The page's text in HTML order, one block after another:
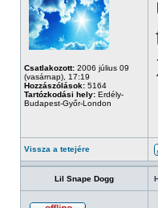
Csatlakozott: 2006 július 09
(vasárnap), 17:19
Hozzászólások: 5164
Tartózkodási hely: Erdély-
Budapest-Győr-London
Vissza a tetejére
Lil Snape Dogg